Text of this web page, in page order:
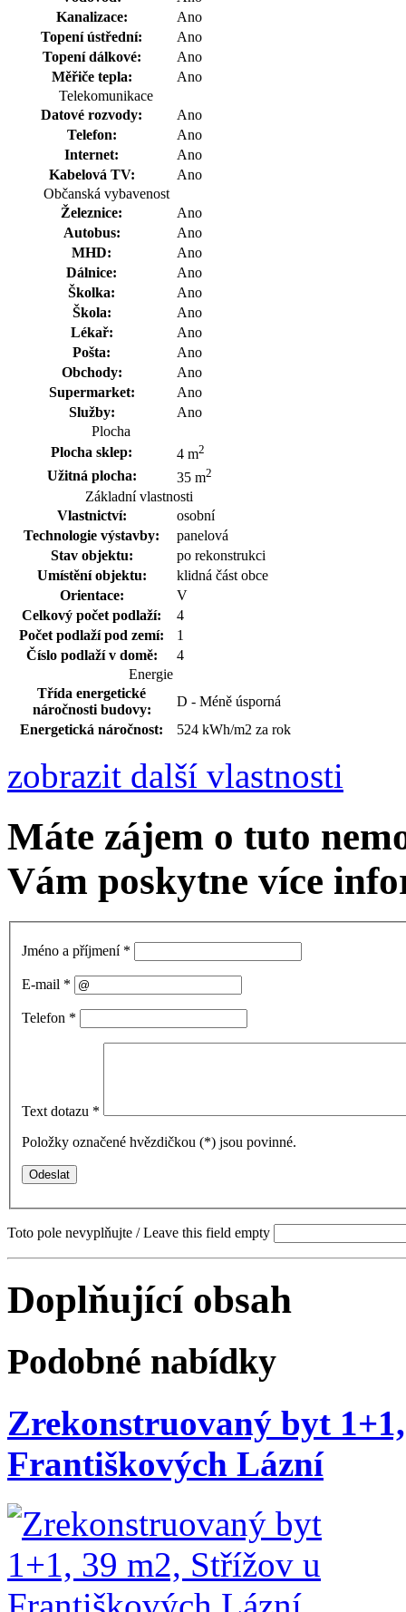
Kanalizace:
Ano
Topení ústřední:
Ano
Topení dálkové:
Ano
Měřiče tepla:
Ano
Telekomunikace
Datové rozvody:
Ano
Telefon:
Ano
Internet:
Ano
Kabelová TV:
Ano
Občanská vybavenost
Železnice:
Ano
Autobus:
Ano
MHD:
Ano
Dálnice:
Ano
Školka:
Ano
Škola:
Ano
Lékař:
Ano
Pošta:
Ano
Obchody:
Ano
Supermarket:
Ano
Služby:
Ano
Plocha
Plocha sklep:
4 m2
Užitná plocha: 35 m2
Základní vlastnosti
Vlastnictví:
osobní
Technologie výstavby:
panelová
Stav objektu:
po rekonstrukci
Umístění objektu:
klidná část obce
Orientace:
V
Celkový počet podlaží:
4
Počet podlaží pod zemí:
1
Číslo podlaží v domě:
4
Energie
Třída energetické
náročnosti budovy:
D - Méně úsporná
Energetická náročnost:
524 kWh/m2 za rok
zobrazit další vlastnosti
Máte zájem o tuto
Vám poskytne více
Jméno a příjmení *
E-mail *
Telefon *
Text dotazu *
Položky označené hvězdičkou (*) jsou povinné.
Toto pole nevyplňujte / Leave this field empty
Doplňující obsah
Podobné nabídky
Zrekonstruovaný byt
Františkových Lázní